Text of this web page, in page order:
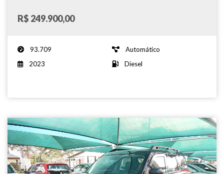
R$ 249.900,00
93.709
Automático
2023
Diesel